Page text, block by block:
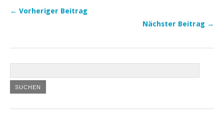
← Vorheriger Beitrag
Nächster Beitrag →